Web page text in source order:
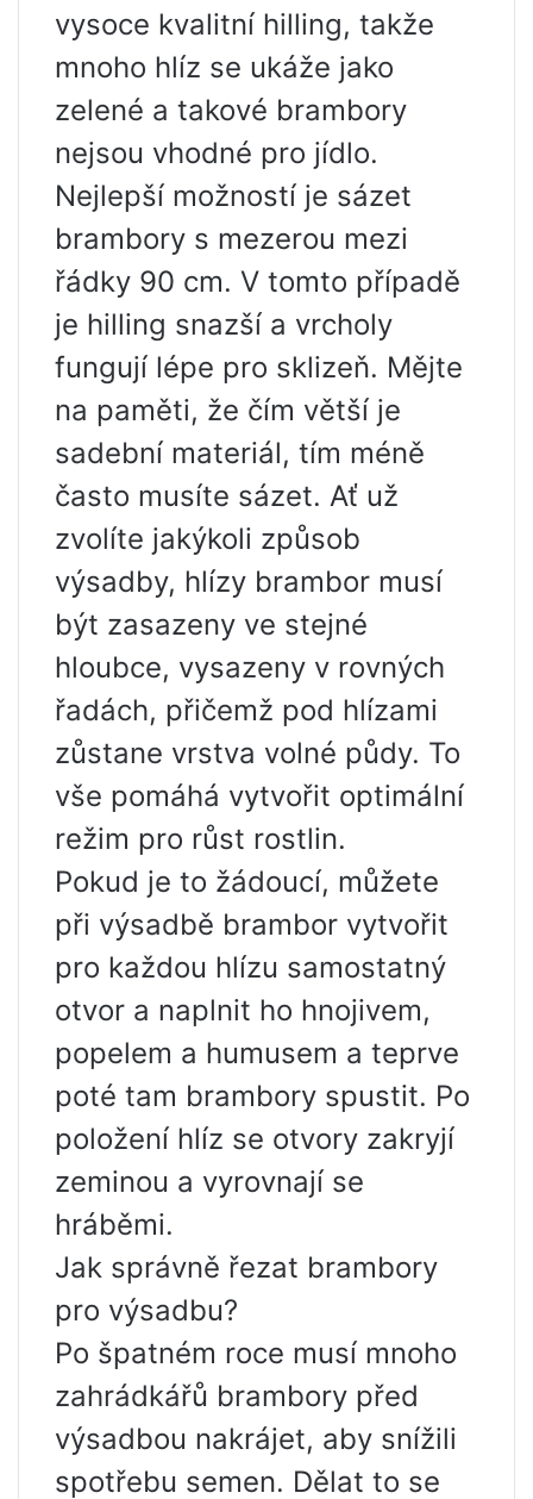
vysoce kvalitní hilling, takže
mnoho hlíz se ukáže jako
zelené a takové brambory
nejsou vhodné pro jídlo.
Nejlepší možností je sázet
brambory s mezerou mezi
řádky 90 cm. V tomto případě
je hilling snazší a vrcholy
fungují lépe pro sklizeň. Mějte
na paměti, že čím větší je
sadební materiál, tím méně
často musíte sázet. Ať už
zvolíte jakýkoli způsob
výsadby, hlízy brambor musí
být zasazeny ve stejné
hloubce, vysazeny v rovných
řadách, přičemž pod hlízami
zůstane vrstva volné půdy. To
vše pomáhá vytvořit optimální
režim pro růst rostlin.
Pokud je to žádoucí, můžete
při výsadbě brambor vytvořit
pro každou hlízu samostatný
otvor a naplnit ho hnojivem,
popelem a humusem a teprve
poté tam brambory spustit. Po
položení hlíz se otvory zakryjí
zeminou a vyrovnají se
hráběmi.
Jak správně řezat brambory
pro výsadbu?
Po špatném roce musí mnoho
zahrádkářů brambory před
výsadbou nakrájet, aby snížili
spotřebu semen. Dělat to se